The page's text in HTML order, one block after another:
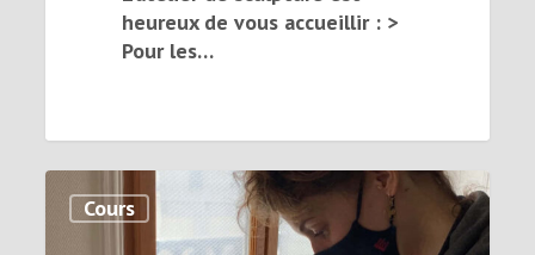
heureux de vous accueillir : >
Pour les…
Cours